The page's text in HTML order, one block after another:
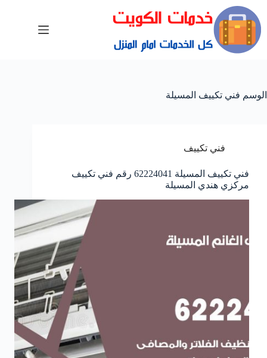
الوسم فني تكييف المسيلة
فني تكييف
فني تكييف المسيلة 62224041 رقم فني تكييف
مركزي هندي المسيلة